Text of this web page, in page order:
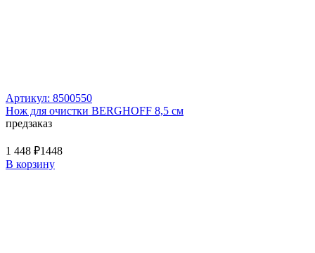
Артикул: 8500550
Нож для очистки BERGHOFF 8,5 см
предзаказ
1 448 ₽1448
В корзину